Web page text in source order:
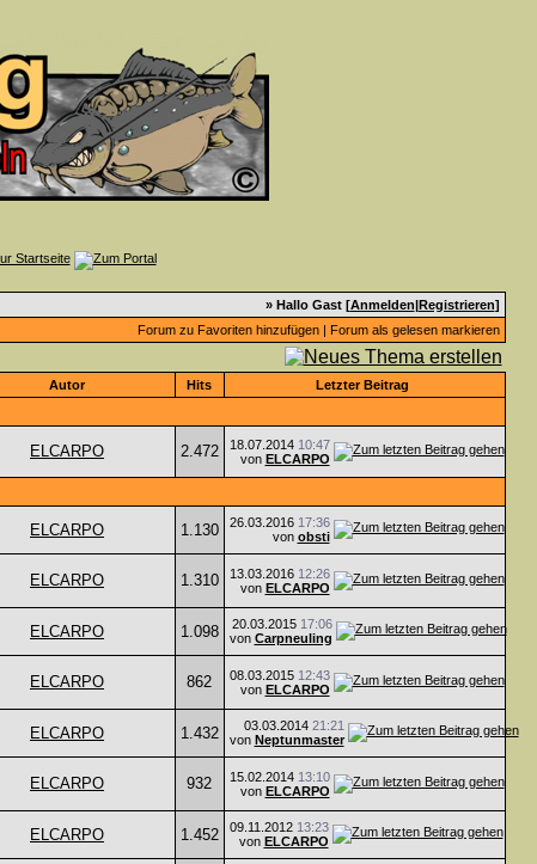
» Hallo Gast [Anmelden|Registrieren]
Forum zu Favoriten hinzufügen| Forum als gelesen markieren
Autor Hits Letzter Beitrag
ELCARPO 2.472 18.07.2014 10:47
von ELCARPO
ELCARPO 1.130 26.03.2016 17:36
von obsti
ELCARPO 1.310 13.03.2016 12:26
von ELCARPO
ELCARPO 1.098 20.03.2015 17:06
von Carpneuling
ELCARPO 862 08.03.2015 12:43
von ELCARPO
ELCARPO 1.432 03.03.2014 21:21
von Neptunmaster
ELCARPO 932 15.02.2014 13:10
von ELCARPO
ELCARPO 1.452 09.11.2012 13:23
von ELCARPO